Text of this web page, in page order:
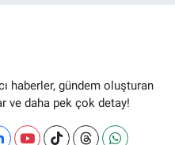
haberler, gündem oluşturan
ve daha pek çok detay!